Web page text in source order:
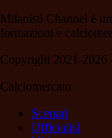
Milanisti Channel è
formazioni e
Copyright 2021-
Calciomercato
Scenari
Ufficialità